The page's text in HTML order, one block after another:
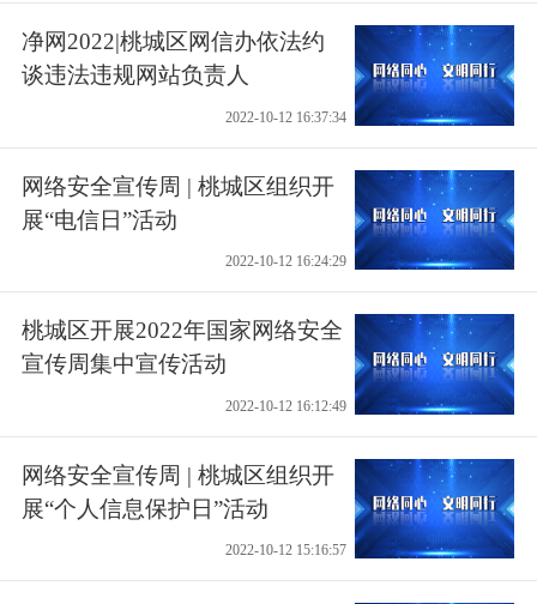
净网2022|桃城区网信办依法约
谈违法违规网站负责人
2022-10-12 16:37:34
网络安全宣传周 | 桃城区组织开
展“电信日”活动
2022-10-12 16:24:29
桃城区开展2022年国家网络安全
宣传周集中宣传活动
2022-10-12 16:12:49
网络安全宣传周 | 桃城区组织开
展“个人信息保护日”活动
2022-10-12 15:16:57